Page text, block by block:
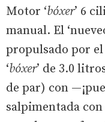
Motor ‘bóxer’ 6
manual. El
propulsado por el
‘bóxer’ de 3.0
de par) con
salpimentada